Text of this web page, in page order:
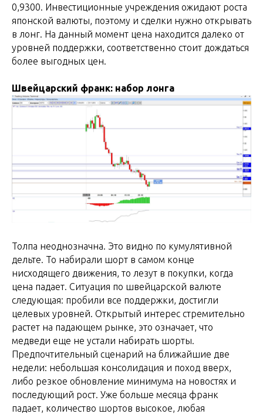
0,9300. Инвестиционные учреждения ожидают роста
японской валюты, поэтому и сделки нужно открывать
в лонг. На данный момент цена находится далеко от
уровней поддержки, соответственно стоит дождаться
более выгодных цен.
Швейцарский франк: набор лонга
Толпа неоднозначна. Это видно по кумулятивной
дельте. То набирали шорт в самом конце
нисходящего движения, то лезут в покупки, когда
цена падает. Ситуация по швейцарской валюте
следующая: пробили все поддержки, достигли
целевых уровней. Открытый интерес стремительно
растет на падающем рынке, это означает, что
медведи еще не устали набирать шорты.
Предпочтительный сценарий на ближайшие две
недели: небольшая консолидация и поход вверх,
либо резкое обновление минимума на новостях и
последующий рост. Уже больше месяца франк
падает, количество шортов высокое, любая